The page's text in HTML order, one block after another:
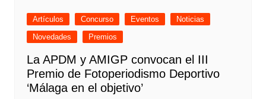
Artículos Concurso Eventos
Noticias
Novedades
Premios
La APDM y AMIGP convocan el III
Premio de Fotoperiodismo Deportivo
‘Málaga en el objetivo’